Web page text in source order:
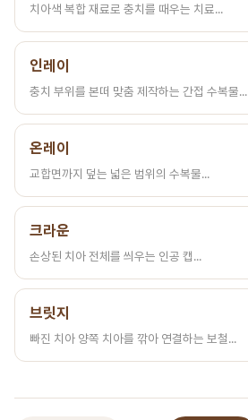
치아색 복합 재료로 충치를 때우는 치료...
인레이
충치 부위를 본떠 맞춤 제작하는 간접 수복물...
온레이
교합면까지 덮는 넓은 범위의 수복물...
크라운
손상된 치아 전체를 씌우는 인공 캡...
브릿지
빠진 치아 양쪽 치아를 깎아 연결하는 보철...